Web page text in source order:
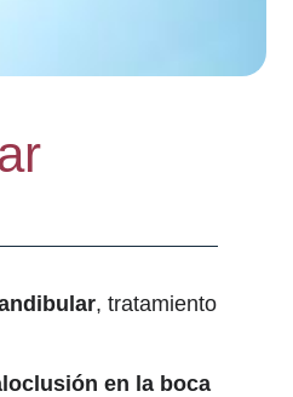
, tratamiento
en la boca